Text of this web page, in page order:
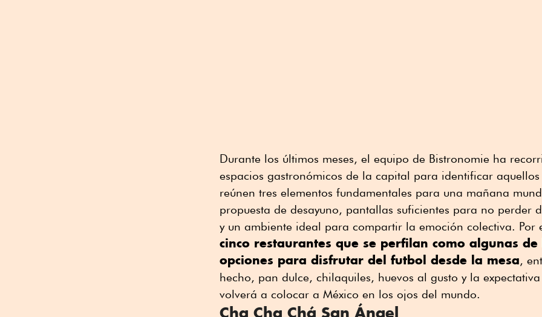
Durante los últimos meses, el equipo de Bistronomie ha
espacios gastronómicos de la capital para identificar aquellos
reúnen tres elementos fundamentales para una mañana
propuesta de desayuno, pantallas suficientes para no perder
y un ambiente ideal para compartir la emoción colectiva. Por
cinco restaurantes que se perfilan como algunas de
opciones para disfrutar del futbol desde la mesa,
hecho, pan dulce, chilaquiles, huevos al gusto y la
volverá a colocar a México en los ojos del mundo.
Cha Cha Chá San Ángel